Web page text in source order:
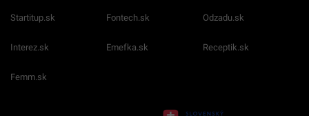
Startitup.sk Fontech.sk Odzadu.sk
Interez.sk Emefka.sk Receptik.sk
Femm.sk